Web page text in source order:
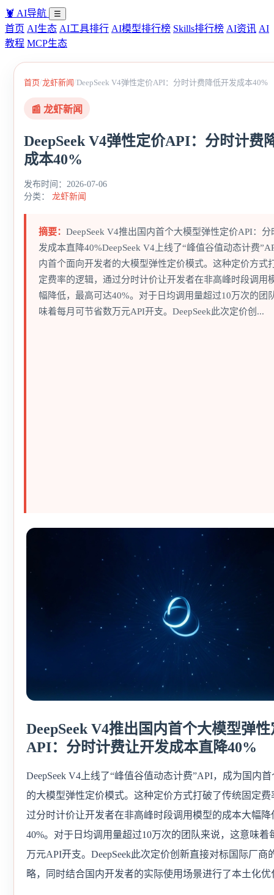
🦞 AI导航 ☰
首页 AI生态 AI工具排行 AI模型排行榜 Skills排行榜 AI资讯 AI
教程 MCP生态
首页/龙虾新闻 /DeepSeek V4弹性定价API：分时计费降低开发成本40%
📰 龙虾新闻
DeepSeek V4弹性定价API：分时计费
成本40%
发布时间：2026-07-06
分类： 龙虾新闻
摘要： DeepSeek V4推出国内首个大模型弹性定价API：
发成本直降40%DeepSeek V4上线了“峰值谷值动态计费
内首个面向开发者的大模型弹性定价模式。这种定价方式
定费率的逻辑，通过分时计价让开发者在非高峰时段调用
幅降低，最高可达40%。对于日均调用量超过10万次的团
味着每月可节省数万元API开支。DeepSeek此次定价创...
DeepSeek V4推出国内首个大模型弹
API：分时计费让开发成本直降40%
DeepSeek V4上线了“峰值谷值动态计费”API，成为国内
的大模型弹性定价模式。这种定价方式打破了传统固定费
过分时计价让开发者在非高峰时段调用模型的成本大幅降
40%。对于日均调用量超过10万次的团队来说，这意味着
万元API开支。DeepSeek此次定价创新直接对标国际厂商
略，同时结合国内开发者的实际使用场景进行了本土化优